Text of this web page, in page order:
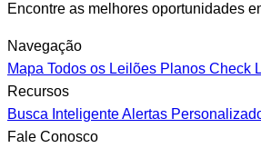
Encontre as melhores oportunidades
Navegação
Mapa Todos os Leilões Planos Check
Recursos
Busca InteligenteAlertas
Fale Conosco